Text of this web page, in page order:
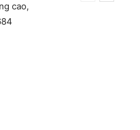
cao,